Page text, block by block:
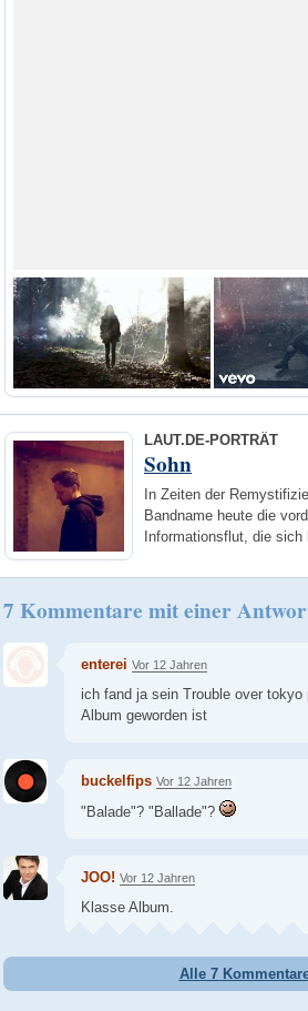
LAUT.DE-PORTRÄT
Sohn
In Zeiten der
Bandname heute die
Informationsflut, die sich
7 Kommentare mit einer
enterei Vor 12 Jahren
ich fand ja sein Trouble over
Album geworden ist
buckelfips Vor 12 Jahren
"Balade"? "Ballade"?
JOO! Vor 12 Jahren
Klasse Album.
Alle 7